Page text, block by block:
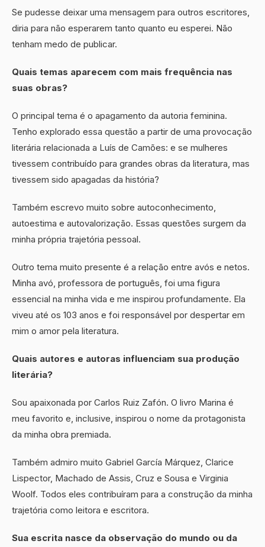
Se pudesse deixar uma mensagem para outros escritores,
diria para não esperarem tanto quanto eu esperei. Não
tenham medo de publicar.
Quais temas aparecem com mais frequência nas
suas obras?
O principal tema é o apagamento da autoria feminina.
Tenho explorado essa questão a partir de uma provocação
literária relacionada a Luís de Camões: e se mulheres
tivessem contribuído para grandes obras da literatura, mas
tivessem sido apagadas da história?
Também escrevo muito sobre autoconhecimento,
autoestima e autovalorização. Essas questões surgem da
minha própria trajetória pessoal.
Outro tema muito presente é a relação entre avós e netos.
Minha avó, professora de português, foi uma figura
essencial na minha vida e me inspirou profundamente. Ela
viveu até os 103 anos e foi responsável por despertar em
mim o amor pela literatura.
Quais autores e autoras influenciam sua produção
literária?
Sou apaixonada por Carlos Ruiz Zafón. O livro Marina é
meu favorito e, inclusive, inspirou o nome da protagonista
da minha obra premiada.
Também admiro muito Gabriel García Márquez, Clarice
Lispector, Machado de Assis, Cruz e Sousa e Virginia
Woolf. Todos eles contribuíram para a construção da minha
trajetória como leitora e escritora.
Sua escrita nasce da observação do mundo ou da